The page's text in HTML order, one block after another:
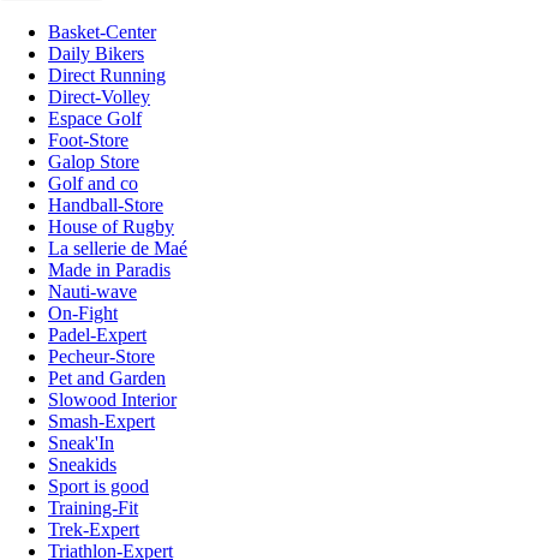
Basket-Center
Daily Bikers
Direct Running
Direct-Volley
Espace Golf
Foot-Store
Galop Store
Golf and co
Handball-Store
House of Rugby
La sellerie de Maé
Made in Paradis
Nauti-wave
On-Fight
Padel-Expert
Pecheur-Store
Pet and Garden
Slowood Interior
Smash-Expert
Sneak'In
Sneakids
Sport is good
Training-Fit
Trek-Expert
Triathlon-Expert